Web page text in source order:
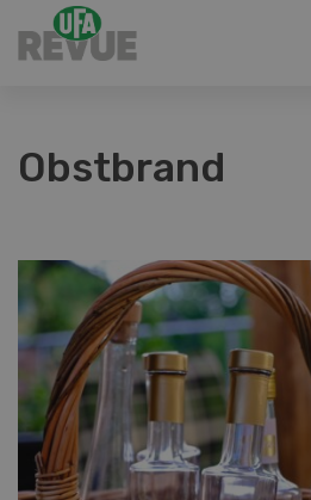
Obstbrand